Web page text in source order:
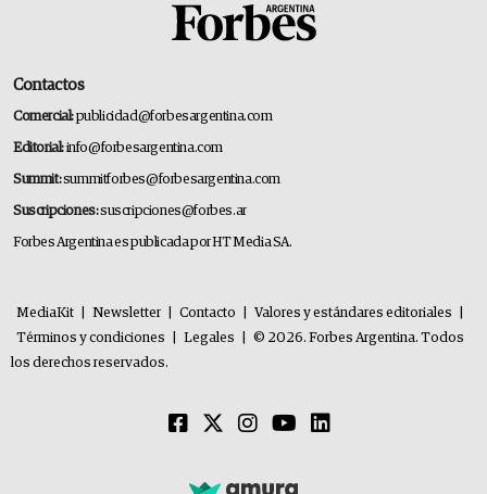
Contactos
Comercial:publicidad@forbesargentina.com
Editorial:info@forbesargentina.com
Summit:summitforbes@forbesargentina.com
Suscripciones:suscripciones@forbes.ar
Forbes Argentina es publicada por HT Media SA.
MediaKit Newsletter Contacto Valores y estándares editoriales
Términos y condiciones
Legales
© 2026. Forbes Argentina. Todos
los derechos reservados.